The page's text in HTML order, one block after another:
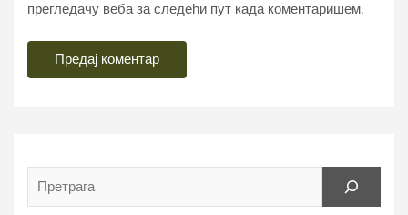
прегледачу веба за следећи пут када коментаришем.